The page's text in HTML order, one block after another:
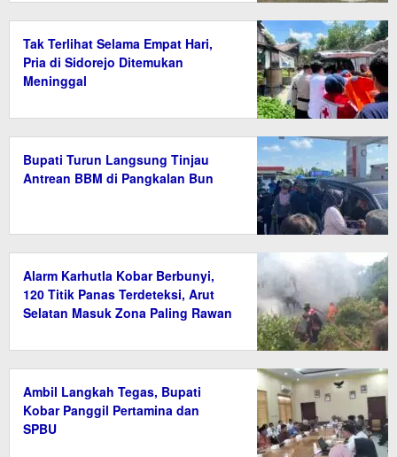
Tak Terlihat Selama Empat Hari,
Pria di Sidorejo Ditemukan
Meninggal
Bupati Turun Langsung Tinjau
Antrean BBM di Pangkalan Bun
Alarm Karhutla Kobar Berbunyi,
120 Titik Panas Terdeteksi, Arut
Selatan Masuk Zona Paling Rawan
Ambil Langkah Tegas, Bupati
Kobar Panggil Pertamina dan
SPBU